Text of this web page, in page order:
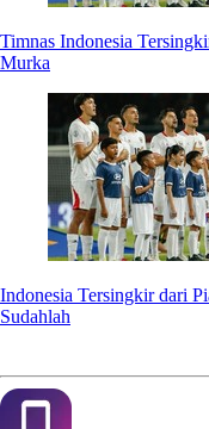
Timnas Indonesia
Murka
Indonesia Tersingkir dari
Sudahlah